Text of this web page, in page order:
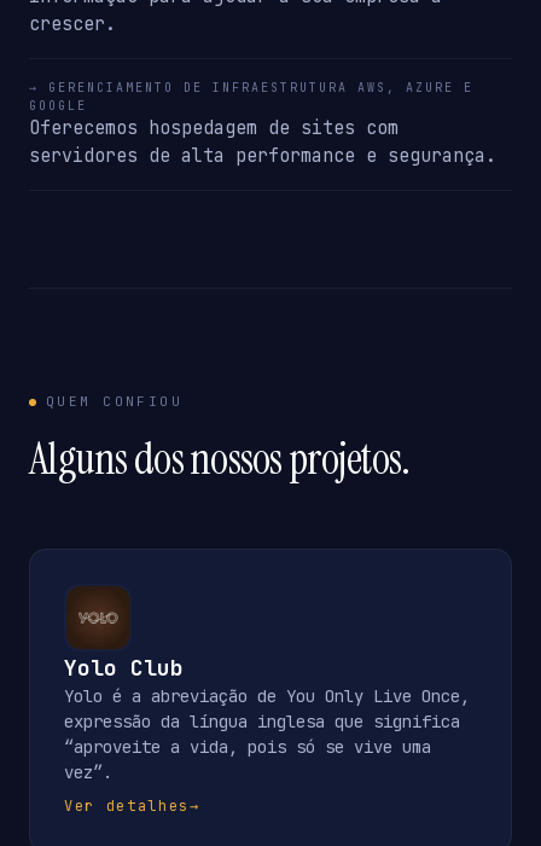
crescer.
→ GERENCIAMENTO DE INFRAESTRUTURA AWS, AZURE E
GOOGLE
Oferecemos hospedagem de sites com
servidores de alta performance e segurança.
QUEM CONFIOU
Alguns dos nossos projetos.
Yolo Club
Yolo é a abreviação de You Only Live Once,
expressão da língua inglesa que significa
“aproveite a vida, pois só se vive uma
vez”.
Ver detalhes→